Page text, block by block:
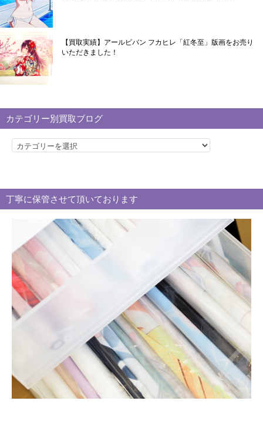
【買取実績】アールビバン フカヒレ「紅冬至」版画をお売り
いただきました！
カテゴリー別買取ブログ
カ
リ
ー
ロ
グ
丁寧に保管させて頂いております